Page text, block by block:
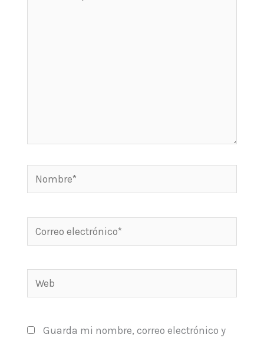
Nombre*
Correo
electrónico*
Web
Guarda mi nombre, correo electrónico y